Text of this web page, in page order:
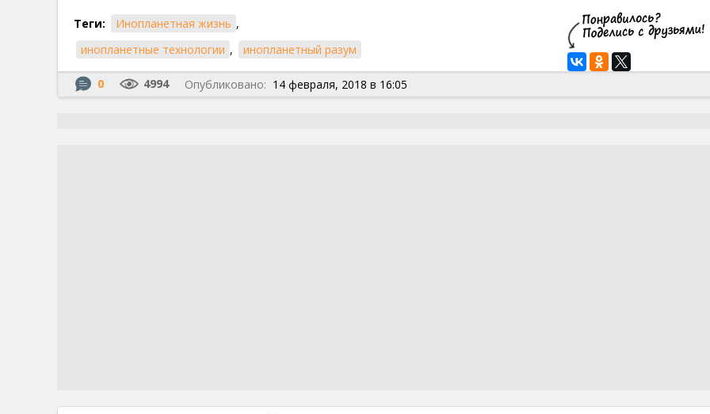
Теги: Инопланетная жизнь ,
инопланетные технологии , инопланетный разум
0 4994 Опубликовано: 14 февраля, 2018 в 16:05